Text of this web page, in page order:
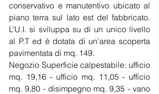
conservativo e manutentivo ubicato al
piano terra sul lato est del fabbricato.
L’U.I. si sviluppa su di un unico livello
al P.T ed è dotata di un’area scoperta
pavimentata di mq. 149.
Negozio Superficie calpestabile: ufficio
mq. 19,16 - ufficio mq. 11,05 - ufficio
mq. 9,80 - disimpegno mq. 9,35 - vano